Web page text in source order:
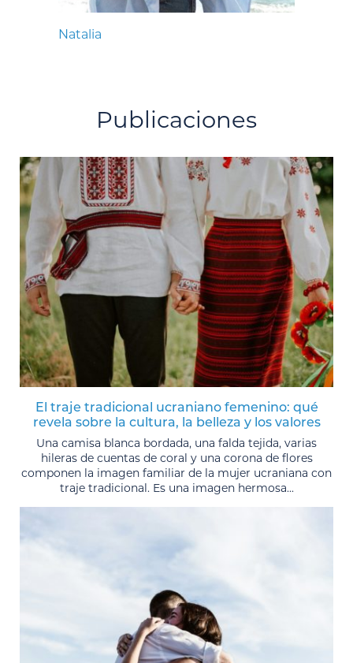
Natalia
Publicaciones
El traje tradicional ucraniano femenino: qué
revela sobre la cultura, la belleza y los valores
Una camisa blanca bordada, una falda tejida, varias
hileras de cuentas de coral y una corona de flores
componen la imagen familiar de la mujer ucraniana con
traje tradicional. Es una imagen hermosa...